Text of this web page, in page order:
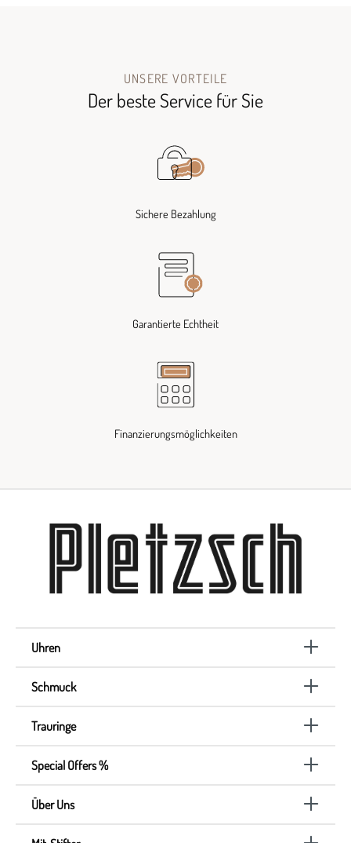
UNSERE VORTEILE
Der beste Service für Sie
Sichere Bezahlung
Garantierte Echtheit
Finanzierungsmöglichkeiten
Uhren
Schmuck
Trauringe
Special Offers %
Über Uns